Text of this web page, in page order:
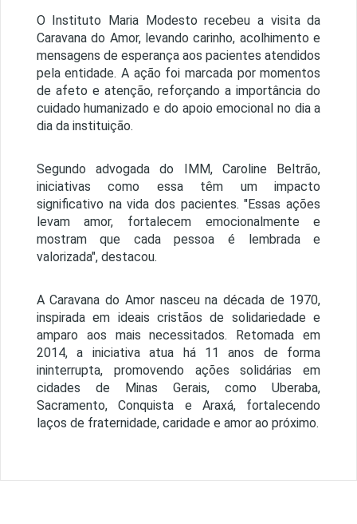
O Instituto Maria Modesto recebeu a visita da
Caravana do Amor, levando carinho, acolhimento e
mensagens de esperança aos pacientes atendidos
pela entidade. A ação foi marcada por momentos
de afeto e atenção, reforçando a importância do
cuidado humanizado e do apoio emocional no dia a
dia da instituição.
Segundo advogada do IMM, Caroline Beltrão,
iniciativas como essa têm um impacto
significativo na vida dos pacientes. "Essas ações
levam amor, fortalecem emocionalmente e
mostram que cada pessoa é lembrada e
valorizada", destacou.
A Caravana do Amor nasceu na década de 1970,
inspirada em ideais cristãos de solidariedade e
amparo aos mais necessitados. Retomada em
2014, a iniciativa atua há 11 anos de forma
ininterrupta, promovendo ações solidárias em
cidades de Minas Gerais, como Uberaba,
Sacramento, Conquista e Araxá, fortalecendo
laços de fraternidade, caridade e amor ao próximo.